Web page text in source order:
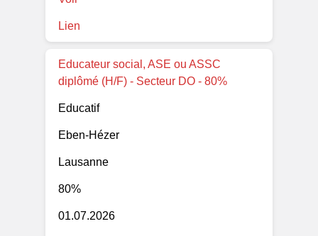
Lien
Educateur social, ASE ou ASSC
diplômé (H/F) - Secteur DO - 80%
Educatif
Eben-Hézer
Lausanne
80%
01.07.2026